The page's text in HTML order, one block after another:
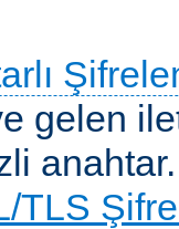
gelen
anahtar.
TLS